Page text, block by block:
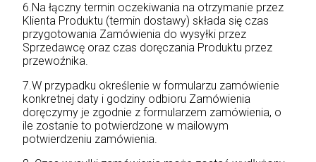
6.Na łączny termin oczekiwania na otrzymanie przez
Klienta Produktu (termin dostawy) składa się czas
przygotowania Zamówienia do wysyłki przez
Sprzedawcę oraz czas doręczania Produktu przez
przewoźnika.
7.W przypadku określenie w formularzu zamówienie
konkretnej daty i godziny odbioru Zamówienia
doręczymy je zgodnie z formularzem zamówienia, o
ile zostanie to potwierdzone w mailowym
potwierdzeniu zamówienia.